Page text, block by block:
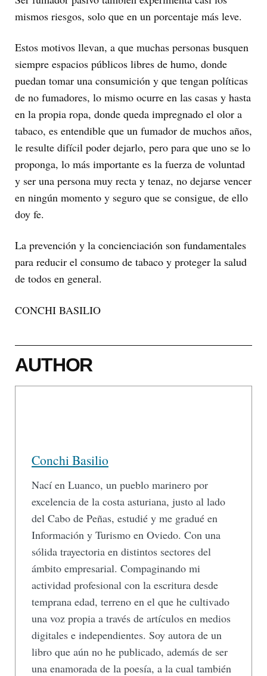
mismos riesgos, solo que en un porcentaje más leve.
Estos motivos llevan, a que muchas personas busquen
siempre espacios públicos libres de humo, donde
puedan tomar una consumición y que tengan políticas
de no fumadores, lo mismo ocurre en las casas y hasta
en la propia ropa, donde queda impregnado el olor a
tabaco, es entendible que un fumador de muchos años,
le resulte difícil poder dejarlo, pero para que uno se lo
proponga, lo más importante es la fuerza de voluntad
y ser una persona muy recta y tenaz, no dejarse vencer
en ningún momento y seguro que se consigue, de ello
doy fe.
La prevención y la concienciación son fundamentales
para reducir el consumo de tabaco y proteger la salud
de todos en general.
CONCHI BASILIO
AUTHOR
Conchi Basilio
Nací en Luanco, un pueblo marinero por
excelencia de la costa asturiana, justo al lado
del Cabo de Peñas, estudié y me gradué en
Información y Turismo en Oviedo. Con una
sólida trayectoria en distintos sectores del
ámbito empresarial. Compaginando mi
actividad profesional con la escritura desde
temprana edad, terreno en el que he cultivado
una voz propia a través de artículos en medios
digitales e independientes. Soy autora de un
libro que aún no he publicado, además de ser
una enamorada de la poesía, a la cual también